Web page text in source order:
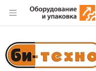
Раздел
Страница
Страница компанииБи-Техно,
Краткая